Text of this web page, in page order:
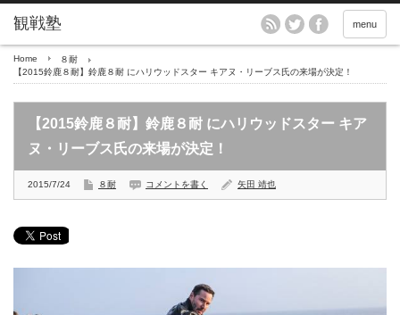
menu
Home
８耐
【2015鈴鹿８耐】鈴鹿８耐 にハリウッドスター キアヌ・リーブス氏の来場が決定！
【2015鈴鹿８耐】鈴鹿８耐 にハリウッドスター キア
ヌ・リーブス氏の来場が決定！
2015/7/24 ８耐 コメントを書く 矢田 靖也